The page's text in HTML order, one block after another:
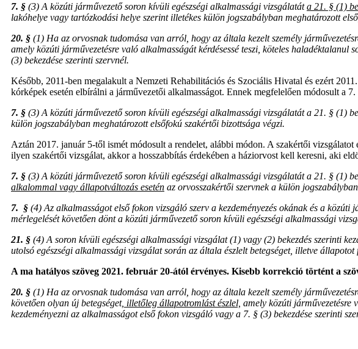
7. § (3) A közúti járművezető soron kívüli egészségi alkalmassági vizsgálatáta 21. § (1)
lakóhelye vagy tartózkodási helye szerint illetékes külön jogszabályban meghatározott
20. § (1) Ha az orvosnak tudomása van arról, hogy az általa kezelt személy
amely közúti járművezetésre való alkalmasságát kérdésessé teszi, köteles
(3) bekezdése szerinti szervnél.
Később, 2011-ben megalakult a Nemzeti Rehabilitációs és Szociális Hivatal és ezért
kórképek esetén elbírálni a járművezetői alkalmasságot. Ennek megfelelően módosult a 7.
7. § (3) A közúti járművezető soron kívüli egészségi alkalmassági vizsgálatát a 21. § (1)
külön jogszabályban meghatározott elsőfokú szakértői bizottsága végzi.
Aztán 2017. január 5-től ismét módosult a rendelet, alábbi módon. A szakértői
ilyen szakértői vizsgálat, akkor a hosszabbítás érdekében a háziorvost kell keresni, aki
7. § (3) A közúti járművezető soron kívüli egészségi alkalmassági vizsgálatát a 21. § (1)
alkalommal vagy állapotváltozás esetén az orvosszakértői szervnek a külön
7. § (4) Az alkalmasságot első fokon vizsgáló szerv a kezdeményezés okának és a
mérlegelését követően dönt a közúti járművezető soron kívüli egészségi alkalmassági
21. § (4) A soron kívüli egészségi alkalmassági vizsgálat (1) vagy (2) bekezdés szerinti
utolsó egészségi alkalmassági vizsgálat során az általa észlelt betegséget, illetve
A ma hatályos szöveg 2021. február 20-ától érvényes. Kisebb korrekció történt a
20. § (1) Ha az orvosnak tudomása van arról, hogy az általa kezelt személy
követően olyan új betegséget, illetőleg állapotromlást észlel, amely közúti járművezetésre
kezdeményezni az alkalmasságot első fokon vizsgáló vagy a 7. § (3) bekezdése szerinti